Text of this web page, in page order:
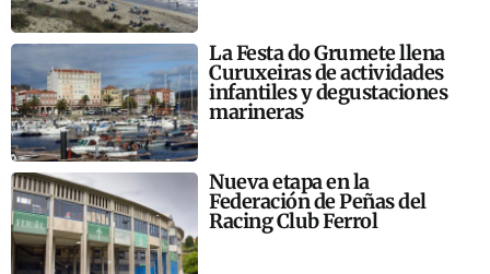
La Festa do Grumete llena
Curuxeiras de actividades
infantiles y degustaciones
marineras
Nueva etapa en la
Federación de Peñas del
Racing Club Ferrol